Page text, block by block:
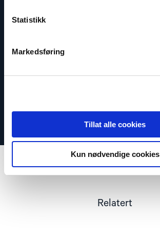
Statistikk
Markedsføring
Tillat alle cookies
Kun nødvendige cookies
Generalsekretær
Telefon: +47 909 33 379
Relatert